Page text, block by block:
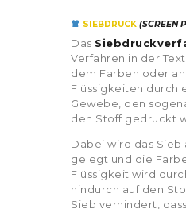
SIEBDRUCK (SCREEN
Das
Verfahren in der
dem Farben oder
Flüssigkeiten durch
Gewebe, den
den Stoff gedruckt
Dabei wird das Sieb
gelegt und die
Flüssigkeit wird
hindurch auf den
Sieb verhindert,